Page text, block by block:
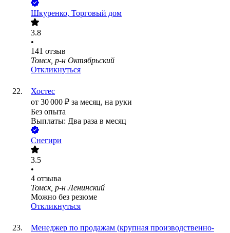
Шкуренко, Торговый дом
3.8
•
141 отзыв
Томск, р-н Октябрьский
Откликнуться
Хостес
от 30 000 ₽ за месяц, на руки
Без опыта
Выплаты: Два раза в месяц
Снегири
3.5
•
4 отзыва
Томск, р-н Ленинский
Можно без резюме
Откликнуться
Менеджер по продажам (крупная производственно-